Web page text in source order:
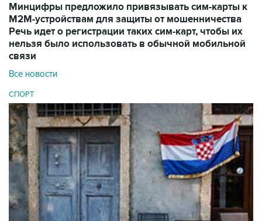
Минцифры предложило привязывать сим-карты к
M2M-устройствам для защиты от мошенничества
Речь идет о регистрации таких сим-карт, чтобы их
нельзя было использовать в обычной мобильной
связи
Все новости
СПОРТ